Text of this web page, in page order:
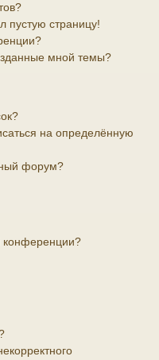
пустую страницу!
мной темы?
на определённую
форум?
конференции?